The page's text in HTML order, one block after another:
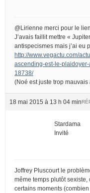
@Lirienne merci pour le
J’avais faillit mettre «
antispecismes mais j’ai eu
http://www.vegactu.com/
ascending-est-le-
18738/
(Noé est juste trop
18 mai 2015 à 13 h 04 min
Stardama
Invité
Joffrey Pluscourt le
même temps plutôt
certains moments